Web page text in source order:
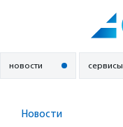
новости сервисы
Новости